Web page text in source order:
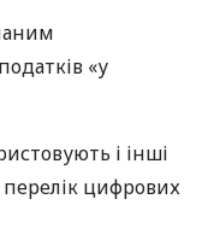
«у
і інші
цифрових